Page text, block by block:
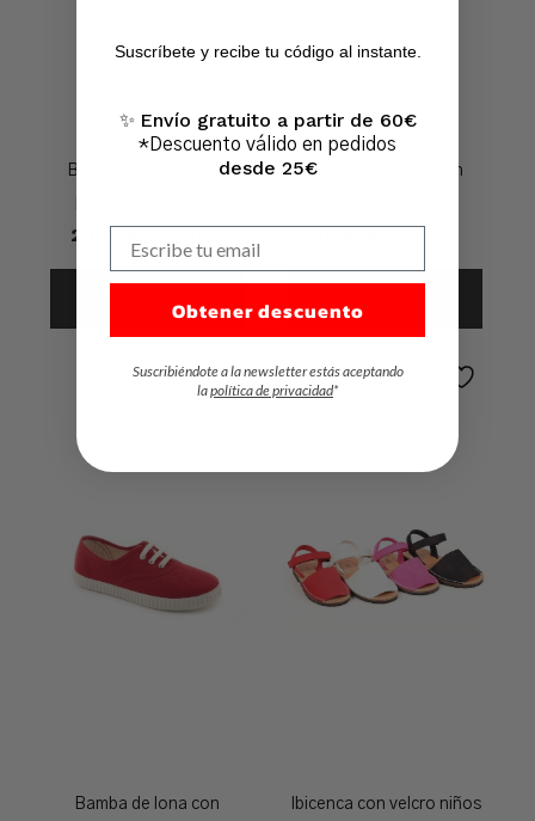
Bamba de velcro con
20,95€ IVA Incl.
Seleccionar
Opciones
Kung Fu de lona con
11,95€ IVA Incl.
Seleccionar
Opciones
Bamba de lona con
Ibicenca con velcro niños
Suscríbete y recibe tu código al instante.
✨ Envío gratuito a partir de 60€
*Descuento válido en pedidos
desde 25€
Obtener descuento
Suscribiéndote a la newsletter estás aceptando
lapolítica de privacidad*